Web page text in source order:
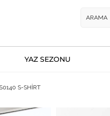
YAZ SEZONU
S-SHİRT